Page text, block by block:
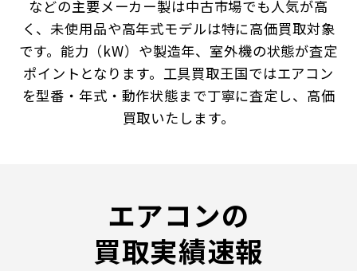
などの主要メーカー製は中古市場でも人気が高
く、未使用品や高年式モデルは特に高価買取対象
です。能力（kW）や製造年、室外機の状態が査定
ポイントとなります。工具買取王国ではエアコン
を型番・年式・動作状態まで丁寧に査定し、高価
買取いたします。
エアコンの
買取実績速報